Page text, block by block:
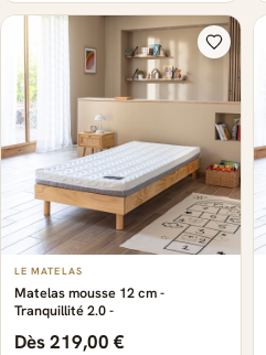
LE MATELAS
Matelas mousse 12 cm -
Tranquillité 2.0 -
Dès 219,00 €